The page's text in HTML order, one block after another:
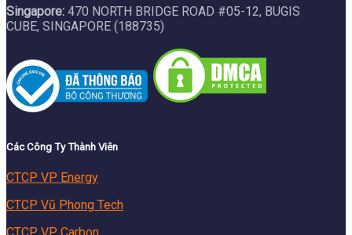
Singapore: 470 NORTH BRIDGE ROAD #05-12, BUGIS
CUBE, SINGAPORE (188735)
Các Công Ty Thành Viên
CTCP VP Energy
CTCP Vũ Phong Tech